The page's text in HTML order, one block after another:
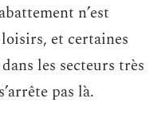
n’est
et certaines
les secteurs très
pas là.